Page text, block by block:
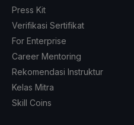
Press Kit
Verifikasi Sertifikat
For Enterprise
Career Mentoring
Rekomendasi Instruktur
Kelas Mitra
Skill Coins